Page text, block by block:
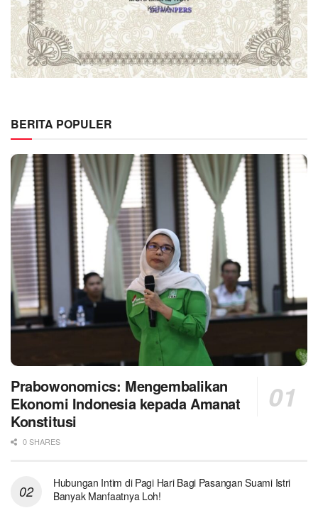
BERITA POPULER
Prabowonomics: Mengembalikan
Ekonomi Indonesia kepada Amanat
Konstitusi
0 SHARES
Hubungan Intim di Pagi Hari Bagi Pasangan Suami Istri
Banyak Manfaatnya Loh!